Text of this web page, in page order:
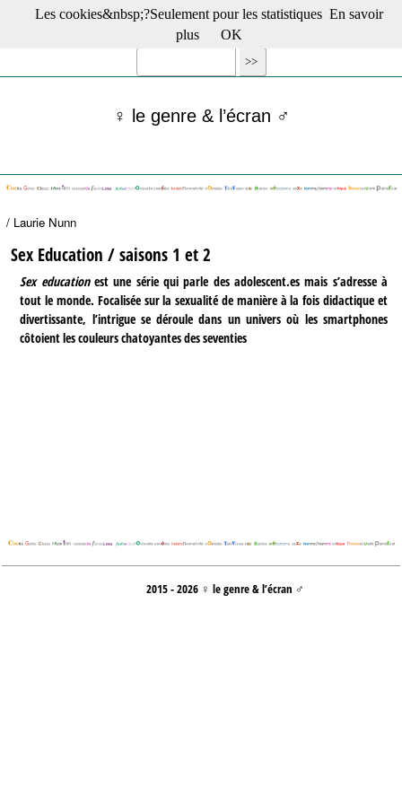
☰ Menu
Films récents
Films -TV/plates-formes
Archives
S’abonner à la Lettre !
♀ le genre & l’écran ♂
/ Laurie Nunn
Sex Education / saisons 1 et 2
Sex educationest une série qui parle des adolescent.es mais s’adresse à
tout le monde. Focalisée sur la sexualité de manière à la fois didactique et
divertissante, l’intrigue se déroule dans un univers où les smartphones
côtoient les couleurs chatoyantes des seventies
2015 - 2026 ♀ le genre & l’écran ♂
Les cookies&nbsp;?Seulement pour les statistiques En savoir
plus
OK